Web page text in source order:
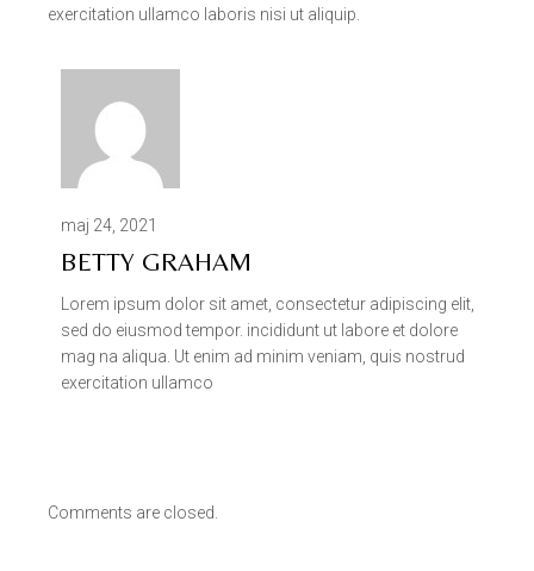
exercitation ullamco laboris nisi ut aliquip.
maj 24, 2021
BETTY GRAHAM
Lorem ipsum dolor sit amet, consectetur adipiscing elit,
sed do eiusmod tempor. incididunt ut labore et dolore
mag na aliqua. Ut enim ad minim veniam, quis nostrud
exercitation ullamco
Comments are closed.